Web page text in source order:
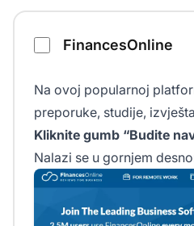
FinancesOnline
Na ovoj popularnoj
preporuke, studije,
Kliknite gumb “Budite
Nalazi se u gornjem